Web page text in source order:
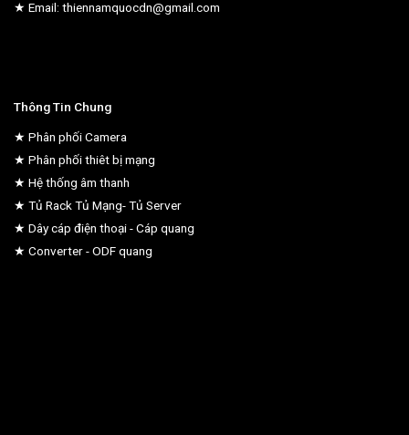
★ Email: thiennamquocdn@gmail.com
Thông Tin Chung
★ Phân phối Camera
★ Phân phối thiêt bị mạng
★ Hệ thống âm thanh
★ Tủ Rack Tủ Mạng- Tủ Server
★ Dây cáp điện thoại - Cáp quang
★ Converter - ODF quang